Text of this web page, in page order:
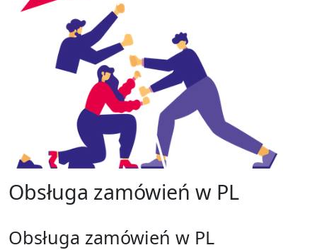
Obsługa zamówień w PL
Obsługa zamówień w PL